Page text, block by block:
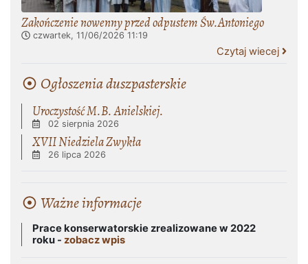
Zakończenie nowenny przed odpustem Św.Antoniego
czwartek, 11/06/2026 11:19
Czytaj wiecej
Ogłoszenia duszpasterskie
Uroczystość M.B. Anielskiej.
02 sierpnia 2026
XVII Niedziela Zwykła
26 lipca 2026
Ważne informacje
Prace konserwatorskie zrealizowane w 2022
roku - zobacz wpis